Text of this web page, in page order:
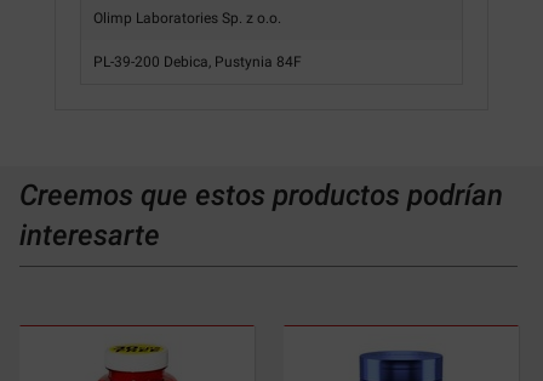
Olimp Laboratories Sp. z o.o.
PL-39-200 Debica, Pustynia 84F
Creemos que estos productos podrían
interesarte